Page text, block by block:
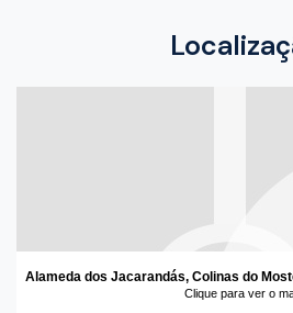
Alameda dos Jacarandás, Colinas do
Clique para ver o